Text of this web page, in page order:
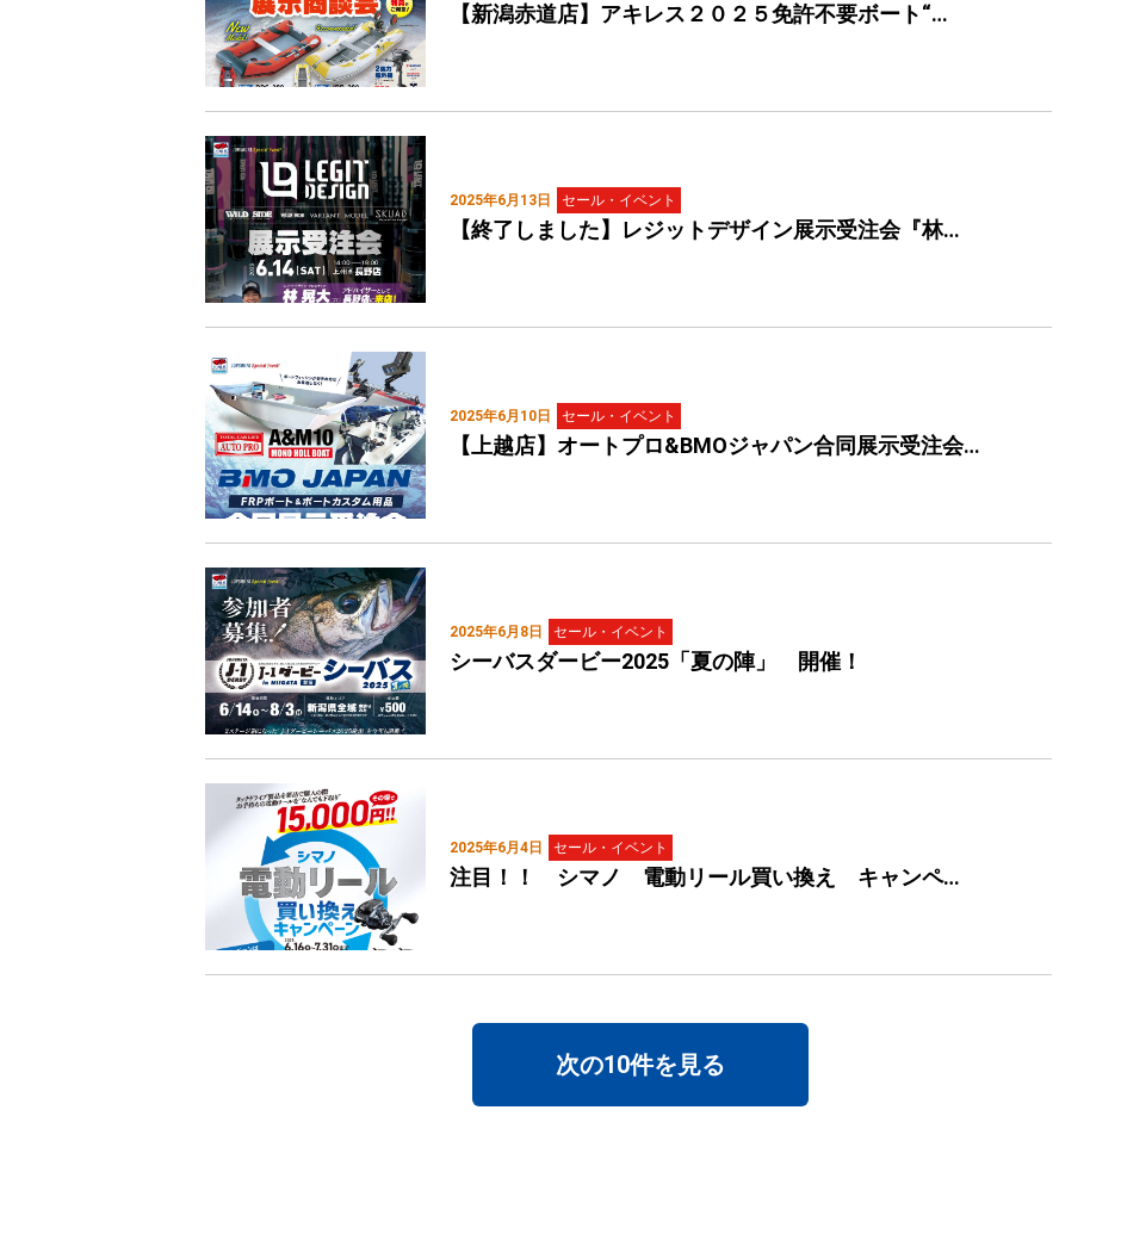
【新潟赤道店】アキレス２０２５免許不要ボート“…
2025年6月13日 セール・イベント
【終了しました】レジットデザイン展示受注会『林…
2025年6月10日 セール・イベント
【上越店】オートプロ&BMOジャパン合同展示受注会…
2025年6月8日 セール・イベント
シーバスダービー2025「夏の陣」 開催！
2025年6月4日 セール・イベント
注目！！ シマノ 電動リール買い換え キャンペ…
次の10件を見る